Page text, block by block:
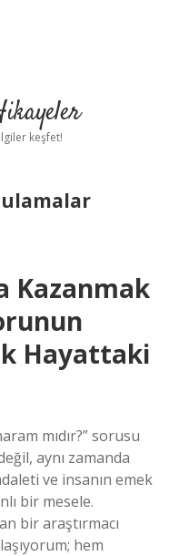
keşfet!
Kazanmak
Hayattaki
mıdır?” sorusu
aynı zamanda
ve insanın emek
bir mesele.
bir araştırmacı
hem